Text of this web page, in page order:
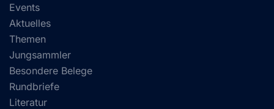
Events
Aktuelles
Themen
Jungsammler
Besondere Belege
Rundbriefe
Literatur